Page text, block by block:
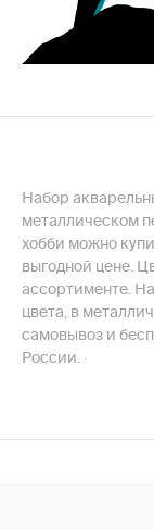
Набор
металлическом
хобби можно
выгодной цене.
ассортименте.
цвета, в
самовывоз и
России.